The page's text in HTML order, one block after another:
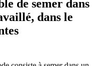
de semer dans
dans le